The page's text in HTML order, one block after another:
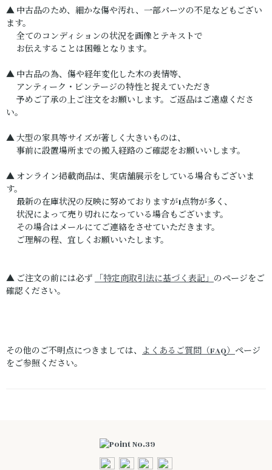
▲ 中古品のため、細かな傷や汚れ、一部パーツの不足などもござい
ます。
全てのコンディションの状況を画像とテキストで
お伝えすることは困難となります。
▲ 中古品の為、傷や経年変化した木の表情等、
アンティーク・ビンテージの特性と捉えていただき
予めご了承の上ご注文をお願いします。ご返品はご遠慮くださ
い。
▲ 大型の家具等サイズが著しく大きいものは、
事前に設置場所までの搬入経路のご確認をお願いいします。
▲ オンライン掲載商品は、実店舗展示をしている場合もございま
す。
最新の在庫状況の反映に努めておりますが1点物が多く、
状況によって売り切れになっている場合もございます。
その場合はメールにてご連絡をさせていただきます。
ご理解の程、宜しくお願いいたします。
▲ ご注文の前には必ず 「特定商取引法に基づく表記」のページをご
確認ください。
その他のご不明点につきましては、 よくあるご質問（FAQ）ページ
をご参照ください。